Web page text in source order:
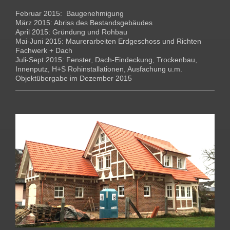
Februar 2015: Baugenehmigung
März 2015: Abriss des Bestandsgebäudes
April 2015: Gründung und Rohbau
Mai-Juni 2015: Maurerarbeiten Erdgeschoss und Richten
Fachwerk + Dach
Juli-Sept 2015: Fenster, Dach-Eindeckung, Trockenbau,
Innenputz, H+S Rohinstallationen, Ausfachung u.m.
Objektübergabe im Dezember 2015